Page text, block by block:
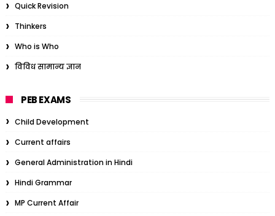
Quick Revision
Thinkers
Who is Who
विविध सामान्य ज्ञान
PEB EXAMS
Child Development
Current affairs
General Administration in Hindi
Hindi Grammar
MP Current Affair